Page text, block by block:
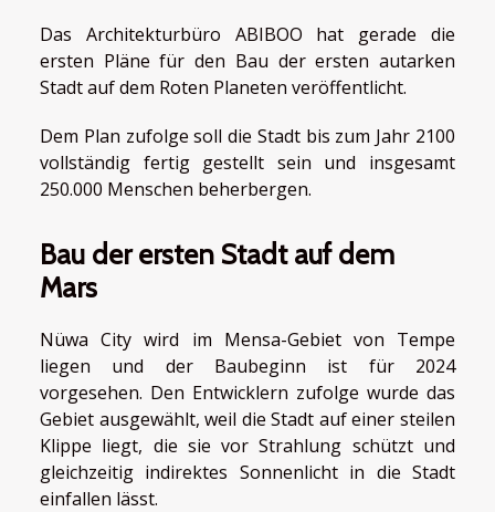
Das Architekturbüro ABIBOO hat gerade die
ersten Pläne für den Bau der ersten autarken
Stadt auf dem Roten Planeten veröffentlicht.
Dem Plan zufolge soll die Stadt bis zum Jahr 2100
vollständig fertig gestellt sein und insgesamt
250.000 Menschen beherbergen.
Bau der ersten Stadt auf dem
Mars
Nüwa City wird im Mensa-Gebiet von Tempe
liegen und der Baubeginn ist für 2024
vorgesehen. Den Entwicklern zufolge wurde das
Gebiet ausgewählt, weil die Stadt auf einer steilen
Klippe liegt, die sie vor Strahlung schützt und
gleichzeitig indirektes Sonnenlicht in die Stadt
einfallen lässt.